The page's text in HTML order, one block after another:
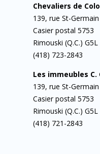
Chevaliers de
139, rue St-
Casier postal 5753
Rimouski (Q.C.) G5L
(418) 723-2843
Les immeubles C.
139, rue St-
Casier postal 5753
Rimouski (Q.C.) G5L
(418) 721-2843